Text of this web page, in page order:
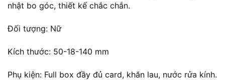
nhật bo góc, thiết kế chắc chắn.
Đối tượng: Nữ
Kích thước: 50-18-140 mm
Phụ kiện: Full box đầy đủ card, khăn lau, nước rửa kính.